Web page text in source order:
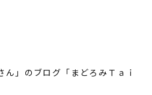
ん」のブログ「まどろみＴａｉ